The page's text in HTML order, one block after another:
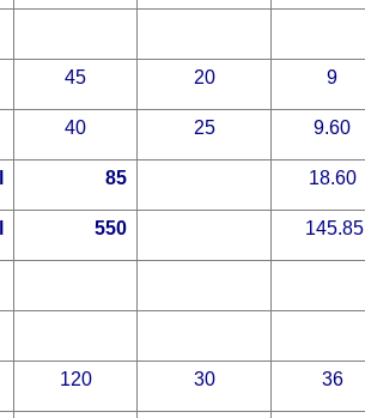
45 20 9
40 25 9.60
85 18.60
550 145.85
120 30 36